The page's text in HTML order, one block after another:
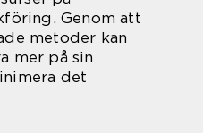
Genom att
metoder kan
mer på sin
det